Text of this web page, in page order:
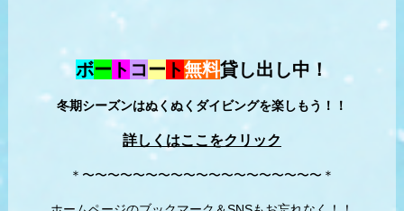
ボー ト コー ト無料貸し出し中！
冬期シーズンはぬくぬくダイビングを楽しもう！！
詳しくはここをクリック
＊〜〜〜〜〜〜〜〜〜〜〜〜〜〜〜〜〜〜〜＊